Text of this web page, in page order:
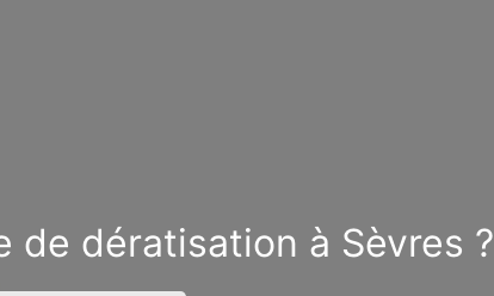
de dératisation à Sèvres ?